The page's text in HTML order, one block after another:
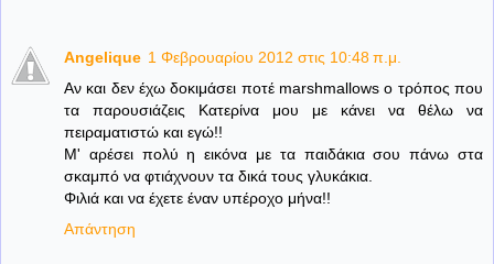
Angelique 1 Φεβρουαρίου 2012 στις 10:48 π.μ.
Αν και δεν έχω δοκιμάσει ποτέ marshmallows ο τρόπος που
τα παρουσιάζεις Κατερίνα μου με κάνει να θέλω να
πειραματιστώ και εγώ!!
Μ' αρέσει πολύ η εικόνα με τα παιδάκια σου πάνω στα
σκαμπό να φτιάχνουν τα δικά τους γλυκάκια.
Φιλιά και να έχετε έναν υπέροχο μήνα!!
Απάντηση